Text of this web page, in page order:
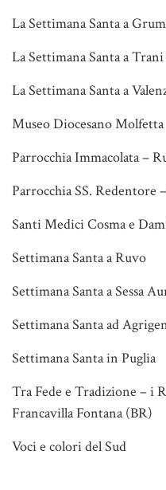
La Settimana Santa a
La Settimana Santa a
La Settimana Santa a
Museo Diocesano Molfetta
Parrocchia Immacolata –
Parrocchia SS. Redentore
Santi Medici Cosma e
Settimana Santa a Ruvo
Settimana Santa a Sessa
Settimana Santa ad
Settimana Santa in Puglia
Tra Fede e Tradizione – i
Francavilla Fontana (BR)
Voci e colori del Sud